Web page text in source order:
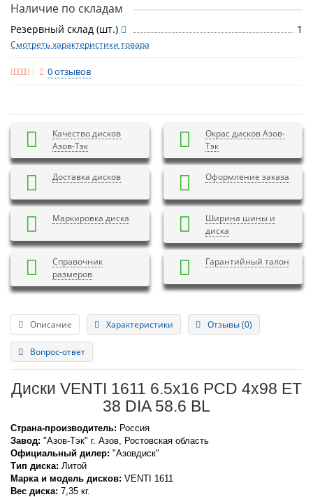
Наличие по складам
Резервный склад (шт.) 1
Смотреть характеристики товара
0 отзывов
Качество дисков
Азов-Тэк
Окрас дисков Азов-
Тэк
Доставка дисков Оформление заказа
Маркировка диска
Ширина шины и
диска
Справочник
размеров
Гарантийный талон
Описание Характеристики Отзывы (0)
Вопрос-ответ
Диски VENTI 1611 6.5x16 PCD 4x98 ET
38 DIA 58.6 BL
Страна-производитель: Россия
Завод: "Азов-Тэк" г. Азов, Ростовская область
Официальный дилер: "Азовдиск"
Тип диска: Литой
Марка и модель дисков: VENTI 1611
Вес диска: 7,35 кг.